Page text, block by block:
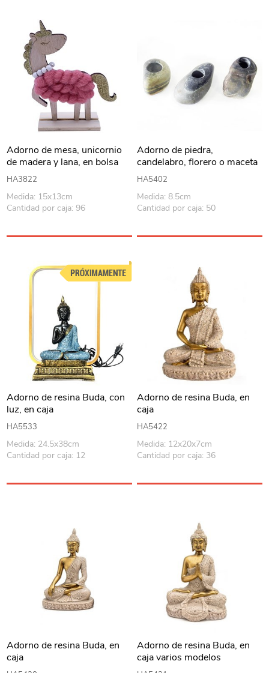
Adorno de mesa, unicornio
de madera y lana, en bolsa
HA3822
Medida: 15x13cm
Cantidad por caja: 96
Adorno de piedra,
candelabro, florero o maceta
para mini plantas, varios
modelos
HA5402
Medida: 8.5cm
Cantidad por caja: 50
Adorno de resina Buda, con
luz, en caja
HA5533
Medida: 24.5x38cm
Cantidad por caja: 12
Adorno de resina Buda, en
caja
HA5422
Medida: 12x20x7cm
Cantidad por caja: 36
Adorno de resina Buda, en
caja
Adorno de resina Buda, en
caja varios modelos